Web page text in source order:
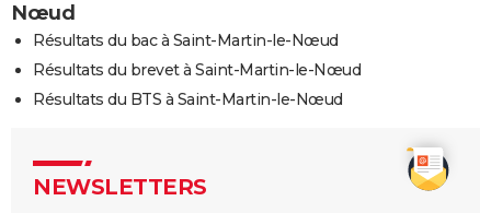
Nœud
Résultats du bac à Saint-Martin-le-Nœud
Résultats du brevet à Saint-Martin-le-Nœud
Résultats du BTS à Saint-Martin-le-Nœud
NEWSLETTERS